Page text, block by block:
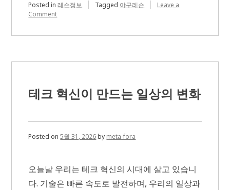
Posted in레슨정보 Tagged 야구레슨
Leave a
Commenton
기
우
고
면
야
구
추
천
테크 혁신이 만드는 일상의 변화
Posted on5월 31, 2026by meta-fora
오늘날 우리는 테크 혁신의 시대에 살고 있습니
다. 기술은 빠른 속도로 발전하며, 우리의 일상과